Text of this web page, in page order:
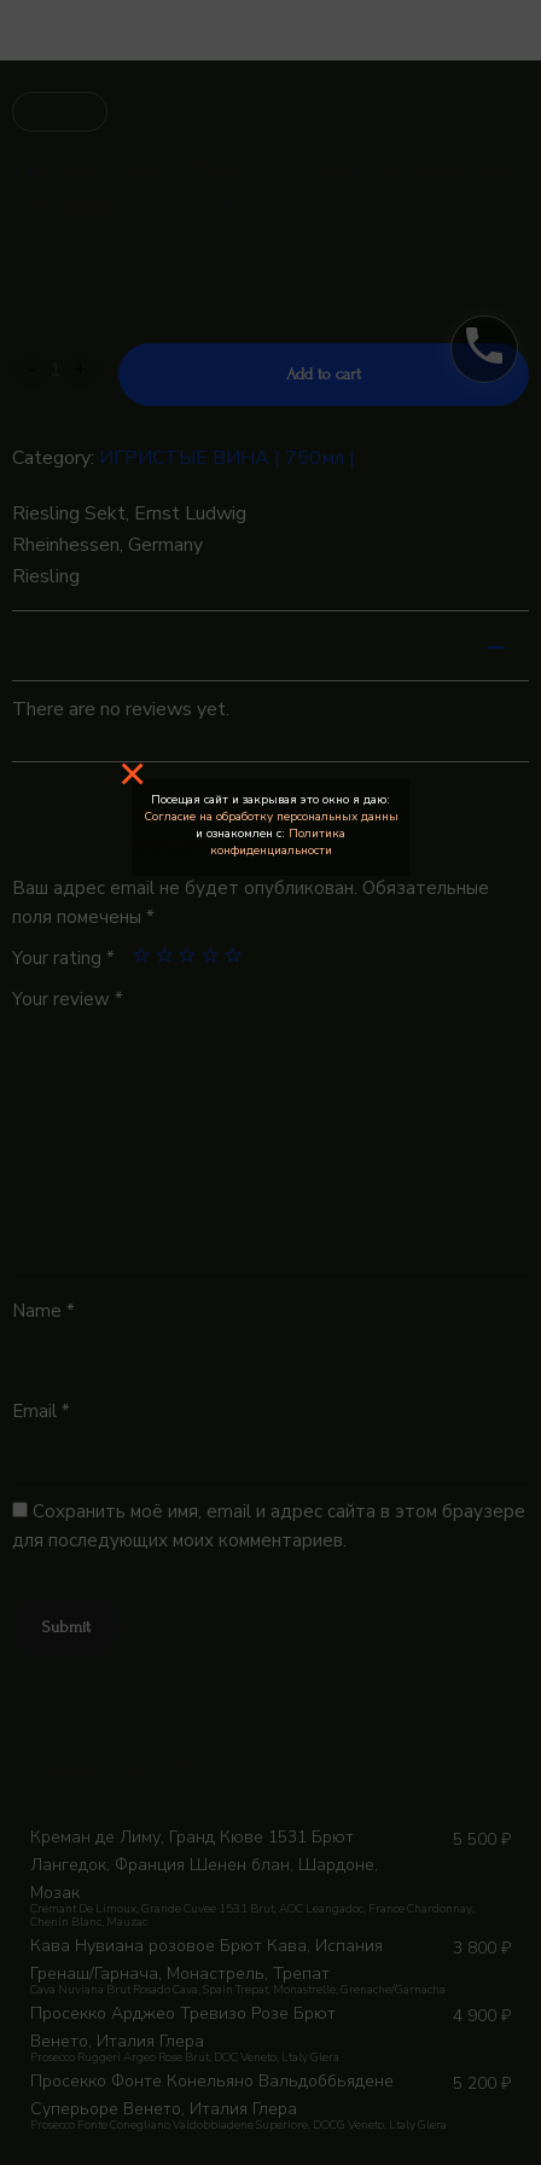
phone
Add to cart
Category: ИГРИСТЫЕ ВИНА | 750мл |
Riesling Sekt, Ernst Ludwig
Rheinhessen, Germany
Riesling
There are no reviews yet.
Be the first to review “Рислинг Зект, Эрнст Людвиг
Рейнгессен, Германия Рислинг”
Ваш адрес email не будет опубликован. Обязательные
поля помечены *
Your rating *
Your review *
Name *
Email *
Сохранить моё имя, email и адрес сайта в этом браузере
для последующих моих комментариев.
Креман де Лиму, Гранд Кюве 1531 Брют
Лангедок, Франция Шенен блан, Шардоне,
Мозак
5 500 ₽
Cremant De Limoux, Grande Cuvee 1531 Brut, АОС Leangadoc, France Chardonnay,
Chenin Blanc, Mauzac
Кава Нувиана розовое Брют Кава, Испания
Гренаш/Гарнача, Монастрель, Трепат
3 800 ₽
Cava Nuviana Brut Rosado Cava, Spain Trepat, Monastrelle, Grenache/Garnacha
Просекко Арджео Тревизо Розе Брют
Венето, Италия Глера
4 900 ₽
Prosecco Ruggeri Argeo Rose Brut, DOC Veneto, Ltaly Glera
Просекко Фонте Конельяно Вальдоббьядене
Суперьоре Венето, Италия Глера
5 200 ₽
Prosecco Fonte Conegliano Valdobbiadene Superiore, DOCG Veneto, Ltaly Glera
Посещая сайт и закрывая это окно я даю:
Согласие на обработку персональных данны
и ознакомлен с: Политика
конфиденциальности
×